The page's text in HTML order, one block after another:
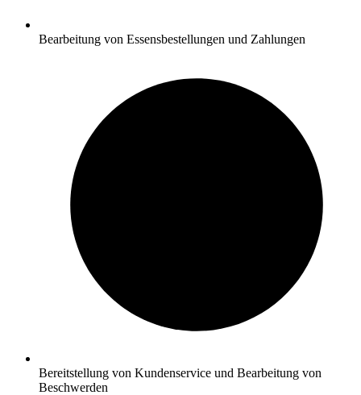
Bearbeitung von Essensbestellungen und Zahlungen
Bereitstellung von Kundenservice und Bearbeitung von
Beschwerden